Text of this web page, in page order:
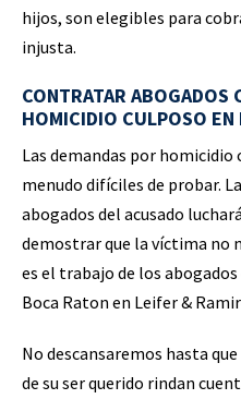
hijos, son elegibles para
injusta.
CONTRATAR ABOGADOS
HOMICIDIO CULPOSO EN
Las demandas por homicidio
menudo difíciles de probar.
abogados del acusado
demostrar que la víctima no
es el trabajo de los
Boca Raton en Leifer &
No descansaremos hasta
de su ser querido rindan